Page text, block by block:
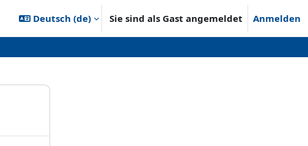
Deutsch ‎(de)‎ Sie sind als Gast angemeldet Anmelden